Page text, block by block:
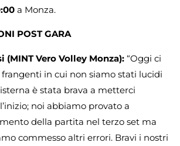
a Monza.
POST GARA
(MINT Vero Volley Monza): “Oggi ci
in cui non siamo stati lucidi
è stata brava a metterci
noi abbiamo provato a
della partita nel terzo set ma
commesso altri errori. Bravi i nostri